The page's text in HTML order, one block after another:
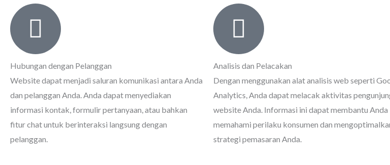
Hubungan dengan Pelanggan
Website dapat menjadi saluran komunikasi antara Anda
dan pelanggan Anda. Anda dapat menyediakan
informasi kontak, formulir pertanyaan, atau bahkan
fitur chat untuk berinteraksi langsung dengan
pelanggan.
Analisis dan Pelacakan
Dengan menggunakan alat analisis web seperti
Analytics, Anda dapat melacak aktivitas
website Anda. Informasi ini dapat membantu Anda
memahami perilaku konsumen dan
strategi pemasaran Anda.